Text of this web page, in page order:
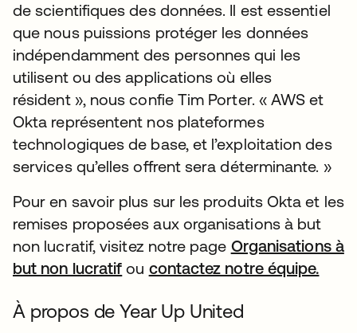
de scientifiques des données. Il est essentiel
que nous puissions protéger les données
indépendamment des personnes qui les
utilisent ou des applications où elles
résident », nous confie Tim Porter. « AWS et
Okta représentent nos plateformes
technologiques de base, et l’exploitation des
services qu’elles offrent sera déterminante. »
Pour en savoir plus sur les produits Okta et les
remises proposées aux organisations à but
non lucratif, visitez notre page Organisations à
but non lucratif ou contactez notre équipe.
À propos de Year Up United